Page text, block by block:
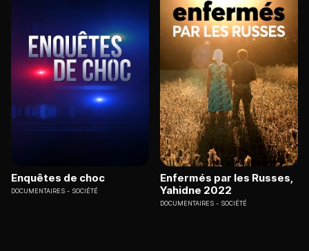
Enquêtes de choc
DOCUMENTAIRES SOCIÉTÉ
Enfermés par les Russes,
Yahidne 2022
DOCUMENTAIRES SOCIÉTÉ